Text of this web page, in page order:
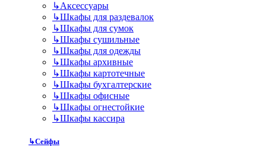
↳Аксессуары
↳Шкафы для раздевалок
↳Шкафы для сумок
↳Шкафы сушильные
↳Шкафы для одежды
↳Шкафы архивные
↳Шкафы картотечные
↳Шкафы бухгалтерские
↳Шкафы офисные
↳Шкафы огнестойкие
↳Шкафы кассира
↳Сейфы